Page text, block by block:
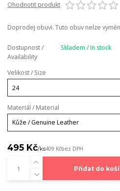
Ohodnotit produkt
Doprodej obuvi. Tuto obuv nelze
Dostupnost /
Availability
Skladem / In stock
Velikost / Size
Materiál / Material
495 Kč/ks409 Kčbez DPH
Přidat do